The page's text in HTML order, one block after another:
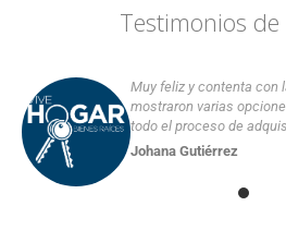
Testimonios de
Muy feliz y contenta con
mostraron varias
todo el proceso de
Johana Gutiérrez